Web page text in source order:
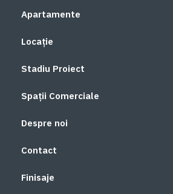
Apartamente
Locație
Stadiu Proiect
Spații Comerciale
Despre noi
Contact
Finisaje